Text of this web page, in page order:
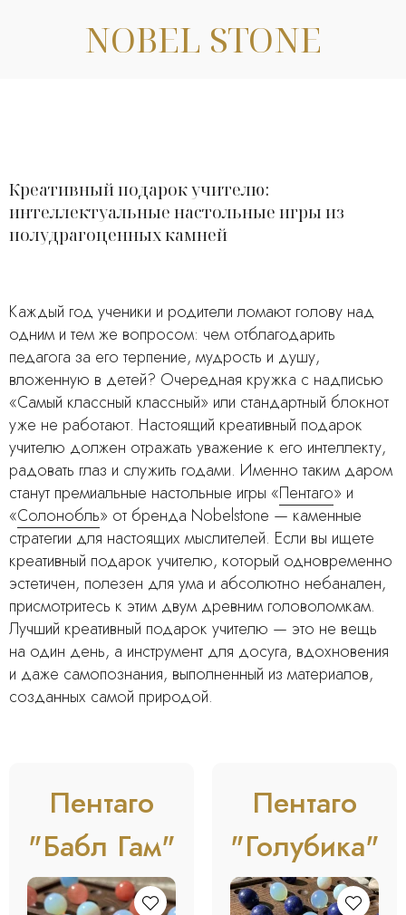
NOBEL STONE
Креативный подарок учителю:
интеллектуальные настольные игры из
полудрагоценных камней
Каждый год ученики и родители ломают голову над
одним и тем же вопросом: чем отблагодарить
педагога за его терпение, мудрость и душу,
вложенную в детей? Очередная кружка с надписью
«Самый классный классный» или стандартный блокнот
уже не работают. Настоящий креативный подарок
учителю должен отражать уважение к его интеллекту,
радовать глаз и служить годами. Именно таким даром
станут премиальные настольные игры «Пентаго» и
«Солонобль» от бренда Nobelstone — каменные
стратегии для настоящих мыслителей. Если вы ищете
креативный подарок учителю, который одновременно
эстетичен, полезен для ума и абсолютно небанален,
присмотритесь к этим двум древним головоломкам.
Лучший креативный подарок учителю — это не вещь
на один день, а инструмент для досуга, вдохновения
и даже самопознания, выполненный из материалов,
созданных самой природой.
Пентаго
"Бабл Гам"
Пентаго
"Голубика"